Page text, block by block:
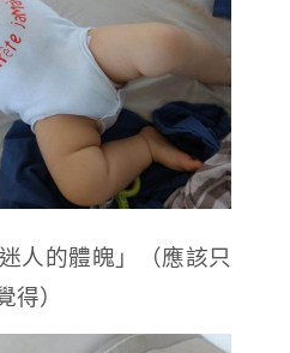
人的體魄」（應該只
）